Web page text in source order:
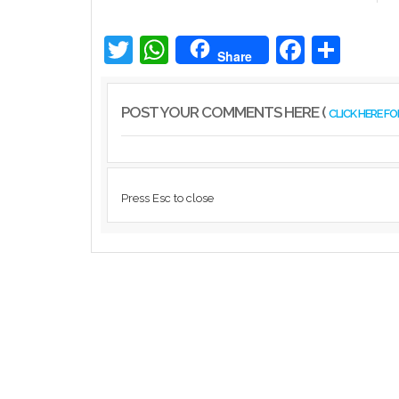
Associations
Twitter WhatsAppShare Facebook
POST YOUR COMMENTS HERE ( CLICK HERE
Press Esc to close